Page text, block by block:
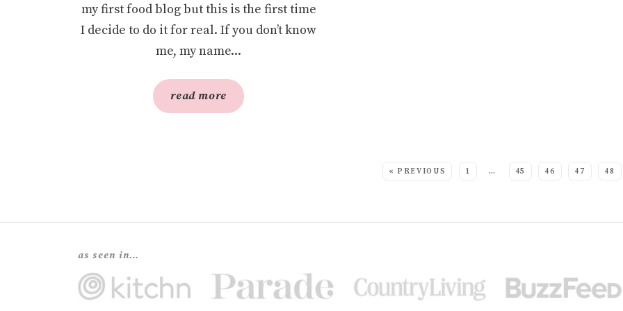
my first food blog but this is the first time
I decide to do it for real. If you don’t know
me, my name...
read more
« PREVIOUS 1 … 45 46 47 48
as seen in…